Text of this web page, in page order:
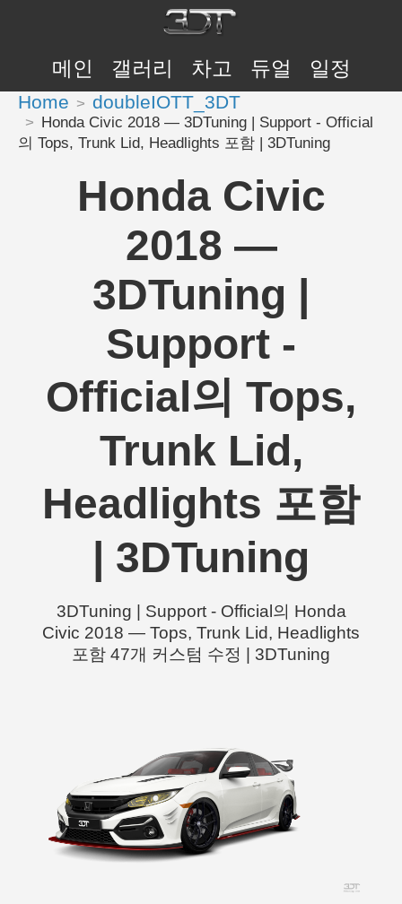
메인 갤러리 차고 듀얼 일정
Home doubleIOTT_3DT
Honda Civic 2018 — 3DTuning | Support - Official
의 Tops, Trunk Lid, Headlights 포함 | 3DTuning
Honda Civic
2018 —
3DTuning |
Support -
Official의 Tops,
Trunk Lid,
Headlights 포함
| 3DTuning
3DTuning | Support - Official의 Honda
Civic 2018 — Tops, Trunk Lid, Headlights
포함 47개 커스텀 수정 | 3DTuning